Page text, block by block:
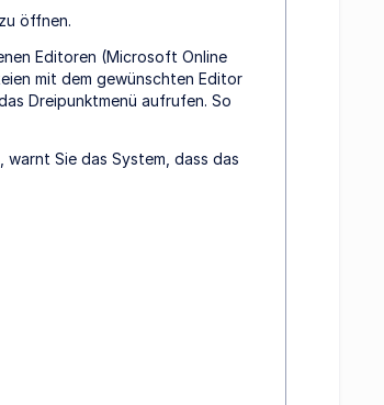
öffnen.
Editoren (Microsoft Online
mit dem gewünschten Editor
Dreipunktmenü aufrufen. So
Sie das System, dass das